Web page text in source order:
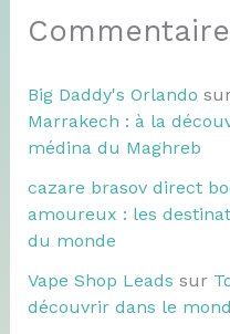
Big Daddy's Orlando
Marrakech : à la
médina du Maghreb
cazare brasov direct
amoureux : les
du monde
Vape Shop Leads sur
découvrir dans le